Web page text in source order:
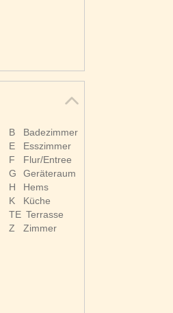
B
Badezimmer
E
Esszimmer
F
Flur/Entree
G
Geräteraum
H
Hems
K
Küche
TE Terrasse
Z
Zimmer